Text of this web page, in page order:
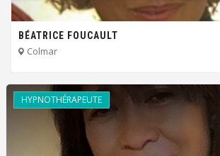
BÉATRICE FOUCAULT
Colmar
HYPNOTHÉRAPEUTE